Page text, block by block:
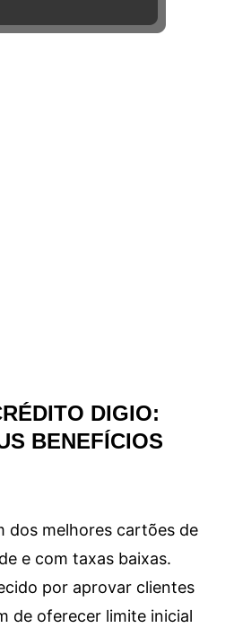
DIGIO:
BENEFÍCIOS
dos melhores cartões de
e com taxas baixas.
por aprovar clientes
de oferecer limite inicial